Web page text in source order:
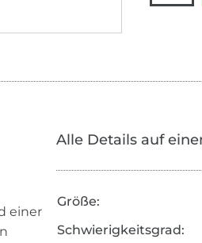
einer
Alle Details auf
Größe:
Schwierigkeitsgrad: